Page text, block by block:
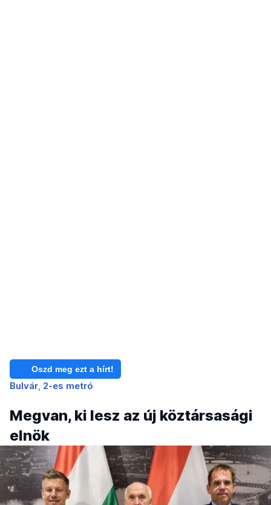
Oszd meg ezt a hírt!
Bulvár 2-es metró
Megvan, ki lesz az új köztársasági
elnök